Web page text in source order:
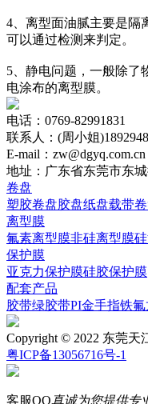
4、离型面油腻主要是隔
可以通过检测来判定。
5、静电问题，一般除了
电涂布的离型膜。
电话：0769-82991831
联系人：(周小姐
E-mail：zw@dgyq.com.cn
地址：广东省东莞市东
卷盘
塑胶卷盘胶盘纸盘载带
离型膜
氟素离型膜非硅离型膜
保护膜
亚克力保护膜硅胶保护膜
配套产品
胶带绿胶带PI金手指铁氟
Copyright © 2022 东莞天
粤ICP备13056716号-1
客服QQ真诚为您提供专